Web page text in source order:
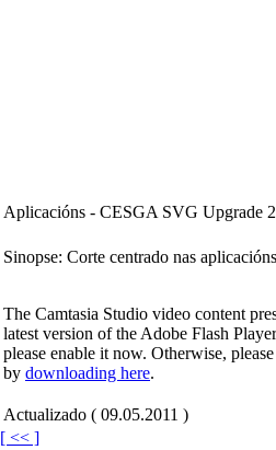
Aplicacións - CESGA SVG Upgrade
Sinopse: Corte centrado nas
The Camtasia Studio video content
latest version of the Adobe Flash
please enable it now. Otherwise,
by downloading here.
Actualizado ( 09.05.2011 )
[ << ]